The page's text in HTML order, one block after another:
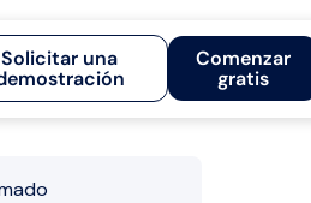
Solicitar una
Comenzar
gratis